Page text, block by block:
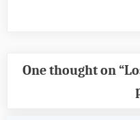
One thought on “